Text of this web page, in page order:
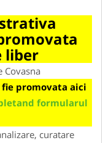
liber
Covasna
fie promovata aici
formularul
curatare